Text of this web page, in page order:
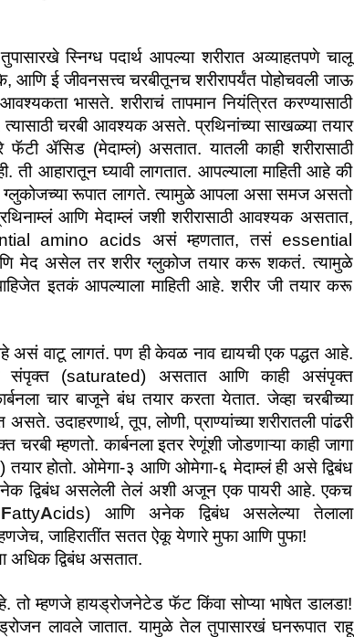
स्निग्ध पदार्थ आपल्या शरीरात अव्याहतपणे चालू
ई जीवनसत्त्व चरबीतूनच शरीरापर्यंत पोहोचवली जाऊ
भासते. शरीराचं तापमान नियंत्रित करण्यासाठी
चरबी आवश्यक असते. प्रथिनांच्या साखळ्या तयार
ॲसिड (मेदाम्लं) असतात. यातली काही शरीरासाठी
आहारातून घ्यावी लागतात. आपल्याला माहिती आहे की
ग्लुकोजच्या रूपात लागते. त्यामुळे आपला असा समज असतो
आणि मेदाम्लं जशी शरीरासाठी आवश्यक असतात,
amino acids असं म्हणतात, तसं essential
मेद असेल तर शरीर ग्लुकोज तयार करू शकतं. त्यामुळे
इतकं आपल्याला माहिती आहे. शरीर जी तयार करू
वाटू लागतं. पण ही केवळ नाव द्यायची एक पद्धत आहे.
संपृक्त (saturated) असतात आणि काही असंपृक्त
चार बाजूने बंध तयार करता येतात. जेव्हा चरबीच्या
उदाहरणार्थ, तूप, लोणी, प्राण्यांच्या शरीरातली पांढरी
म्हणतो. कार्बनला इतर रेणूंशी जोडणाऱ्या काही जागा
तयार होतो. ओमेगा-३ आणि ओमेगा-६ मेदाम्लं ही असे द्विबंध
द्विबंध असलेली तेलं अशी अजून एक पायरी आहे. एकच
FattyAcids) आणि अनेक द्विबंध असलेल्या तेलाला
जाहिरातींत सतत ऐकू येणारे मुफा आणि पुफा!
अधिक द्विबंध असतात.
तो म्हणजे हायड्रोजनेटेड फॅट किंवा सोप्या भाषेत डालडा!
लावले जातात. यामुळे तेल तुपासारखं घनरूपात राहू